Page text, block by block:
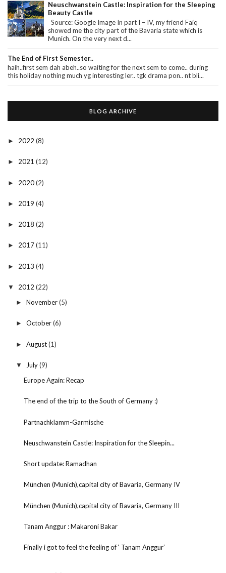
Neuschwanstein Castle: Inspiration for the Sleeping
Beauty Castle
Source: Google Image In part I – IV, my friend Faiq
showed me the city part of the Bavaria state which is
Munich. On the very next d...
The End of First Semester..
haih..first sem dah abeh..so waiting for the next sem to come.. during
this holiday nothing much yg interesting ler.. tgk drama pon.. nt bli...
BLOG ARCHIVE
► 2022 (8)
► 2021 (12)
► 2020(2)
► 2019 (4)
► 2018 (2)
► 2017(11)
► 2013 (4)
▼ 2012 (22)
► November(5)
► October(6)
► August(1)
▼ July(9)
Europe Again: Recap
The end of the trip to the South of Germany :)
Partnachklamm-Garmische
Neuschwanstein Castle: Inspiration for the Sleepin...
Short update: Ramadhan
München (Munich),capital city of Bavaria, Germany IV
München (Munich),capital city of Bavaria, Germany III
Tanam Anggur : Makaroni Bakar
Finally i got to feel the feeling of ‘ Tanam Anggur’